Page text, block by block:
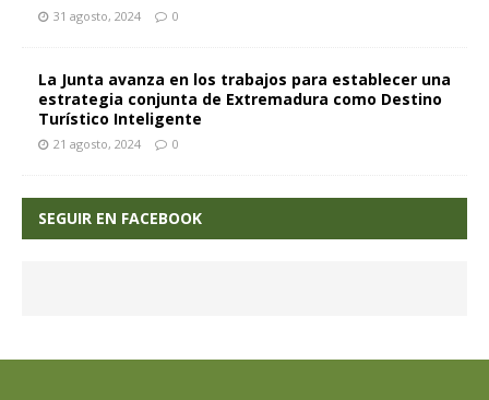
31 agosto, 2024 0
La Junta avanza en los trabajos para establecer una
estrategia conjunta de Extremadura como Destino
Turístico Inteligente
21 agosto, 2024 0
SEGUIR EN FACEBOOK